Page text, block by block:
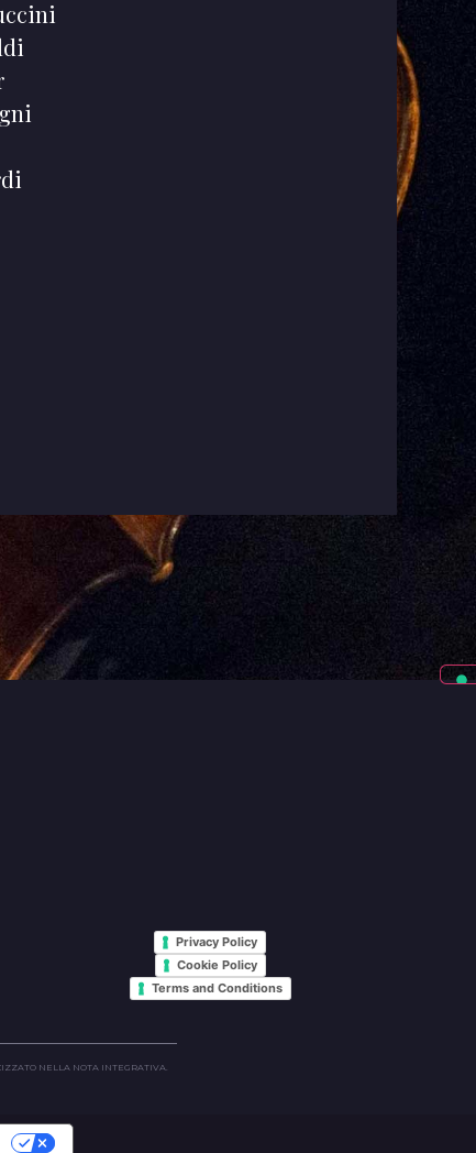
Privacy Policy
Cookie Policy
Terms and Conditions
NELLA NOTA INTEGRATIVA.